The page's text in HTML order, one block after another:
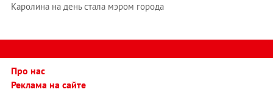
Каролина на день стала мэром города
Про нас
Реклама на сайте